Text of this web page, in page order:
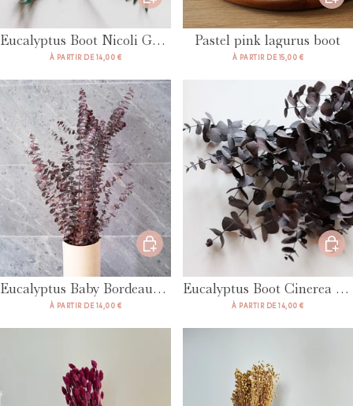
Eucalyptus Boot Nicoli Green
À PARTIR DE 14,00 €
Pastel pink lagurus boot
À PARTIR DE 15,00 €
Eucalyptus Baby Bordeaux boot
À PARTIR DE 14,00 €
Eucalyptus Boot Cinerea Bordeaux
À PARTIR DE 14,00 €